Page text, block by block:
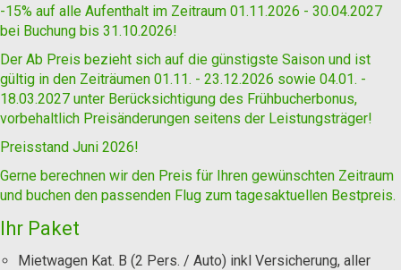
-15% auf alle Aufenthalt im Zeitraum 01.11.2026 - 30.04.2027
bei Buchung bis 31.10.2026!
Der Ab Preis bezieht sich auf die günstigste Saison und ist
gültig in den Zeiträumen 01.11. - 23.12.2026 sowie 04.01. -
18.03.2027 unter Berücksichtigung des Frühbucherbonus,
vorbehaltlich Preisänderungen seitens der Leistungsträger!
Preisstand Juni 2026!
Gerne berechnen wir den Preis für Ihren gewünschten Zeitraum
und buchen den passenden Flug zum tagesaktuellen Bestpreis.
Ihr Paket
Mietwagen Kat. B (2 Pers. / Auto) inkl Versicherung, aller